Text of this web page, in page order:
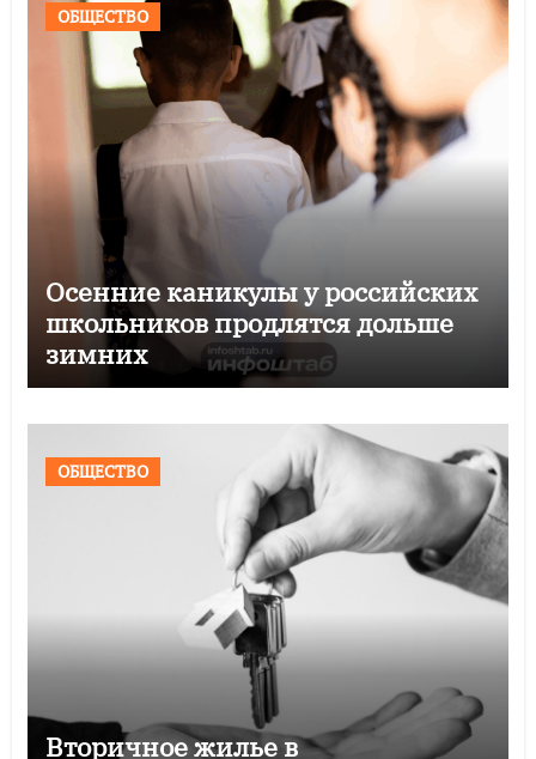
ОБЩЕСТВО
Осенние каникулы у российских
школьников продлятся дольше
зимних
ОБЩЕСТВО
Вторичное жилье в